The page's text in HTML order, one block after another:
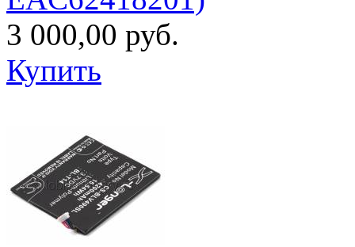
3 000,00 руб.
Купить